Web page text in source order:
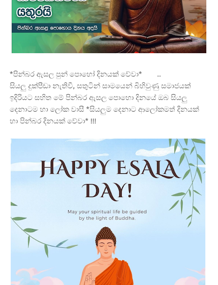
*පින්බර ඇසල පුන් පොහෝ දිනයක් වේවා*
..
සියලු දුක්පීඩා නැතිවී, සතුටින් සාමයෙන් බිහිවුණු සමාජයක්
ඉදිරියට සහිත මේ පින්බර ඇසල පොහො දිනයේ ඔබ සියලු
දෙනාටම හා ලෝක වාසී *සියලුම දෙනාට ආලෝකමත් දිනයක්
හා පින්බර දිනයක් වේවා* !!!